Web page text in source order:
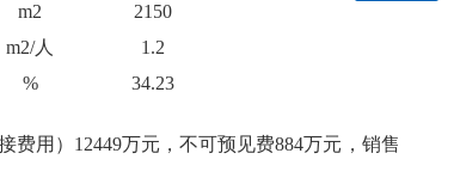
m2
2150
m2/人
1.2
%
34.23
用）12449万元，不可预见费884万元，销售